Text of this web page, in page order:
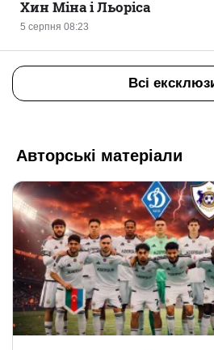
5 серпня 08:23
Хин Міна і Льоріса
Всі
Авторські матеріали